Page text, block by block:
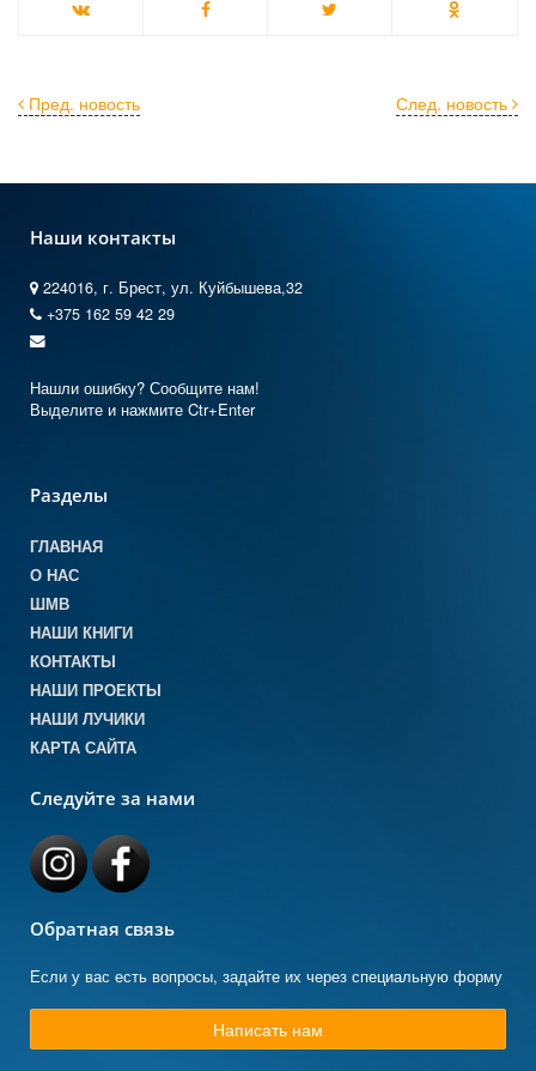
След. новость
Пред. новость
Наши контакты
224016, г. Брест, ул. Куйбышева,32
+375 162 59 42 29
Нашли ошибку? Сообщите нам!
Выделите и нажмите Ctr+Enter
Разделы
ГЛАВНАЯ
О НАС
ШМВ
НАШИ КНИГИ
КОНТАКТЫ
НАШИ ПРОЕКТЫ
НАШИ ЛУЧИКИ
КАРТА САЙТА
Следуйте за нами
Обратная связь
Если у вас есть вопросы, задайте их через специальную форму
Написать нам